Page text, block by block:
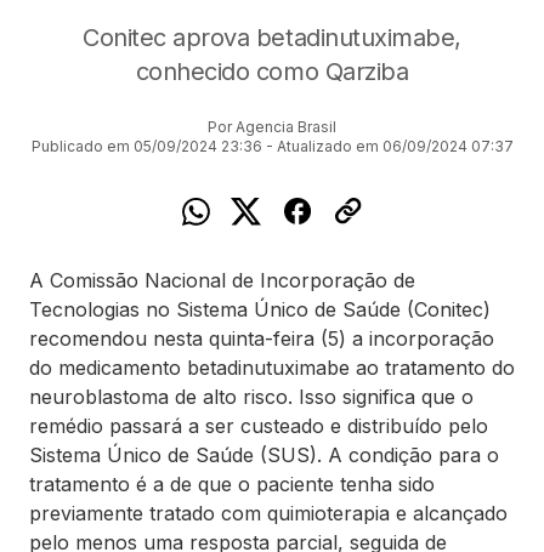
Conitec aprova betadinutuximabe,
conhecido como Qarziba
Por Agencia Brasil
Publicado em 05/09/2024 23:36 - Atualizado em 06/09/2024 07:37
A Comissão Nacional de Incorporação de
Tecnologias no Sistema Único de Saúde (Conitec)
recomendou nesta quinta-feira (5) a incorporação
do medicamento betadinutuximabe ao tratamento do
neuroblastoma de alto risco. Isso significa que o
remédio passará a ser custeado e distribuído pelo
Sistema Único de Saúde (SUS). A condição para o
tratamento é a de que o paciente tenha sido
previamente tratado com quimioterapia e alcançado
pelo menos uma resposta parcial, seguida de